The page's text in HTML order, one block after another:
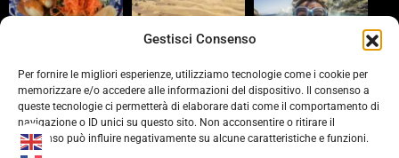
Gestisci Consenso
Per fornire le migliori esperienze, utilizziamo tecnologie come i cookie per
memorizzare e/o accedere alle informazioni del dispositivo. Il consenso a
queste tecnologie ci permetterà di elaborare dati come il comportamento di
navigazione o ID unici su questo sito. Non acconsentire o ritirare il
consenso può influire negativamente su alcune caratteristiche e funzioni.
Partners
https://www.laprovinciacv.it/